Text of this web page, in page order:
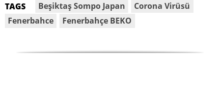
TAGS Beşiktaş Sompo Japan
Corona Virüsü
Fenerbahce
Fenerbahçe BEKO